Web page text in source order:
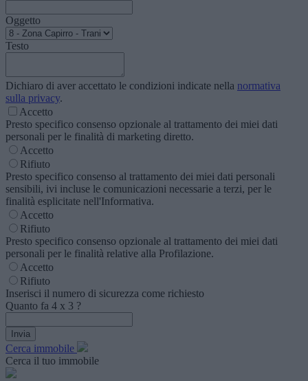
Oggetto
Testo
Dichiaro di aver accettato le condizioni indicate nella normativa
sulla privacy.
Accetto
Presto specifico consenso opzionale al trattamento dei miei dati
personali per le finalità di marketing diretto.
Accetto
Rifiuto
Presto specifico consenso al trattamento dei miei dati personali
sensibili, ivi incluse le comunicazioni necessarie a terzi, per le
finalità esplicitate nell'Informativa.
Accetto
Rifiuto
Presto specifico consenso opzionale al trattamento dei miei dati
personali per le finalità relative alla Profilazione.
Accetto
Rifiuto
Inserisci il numero di sicurezza come richiesto
Quanto fa 4 x 3 ?
Cerca immobile
Cerca il tuo immobile